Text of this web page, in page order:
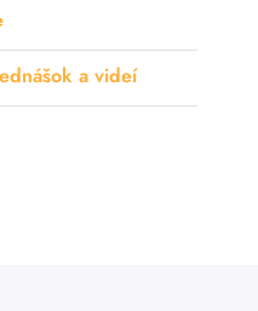
a videí